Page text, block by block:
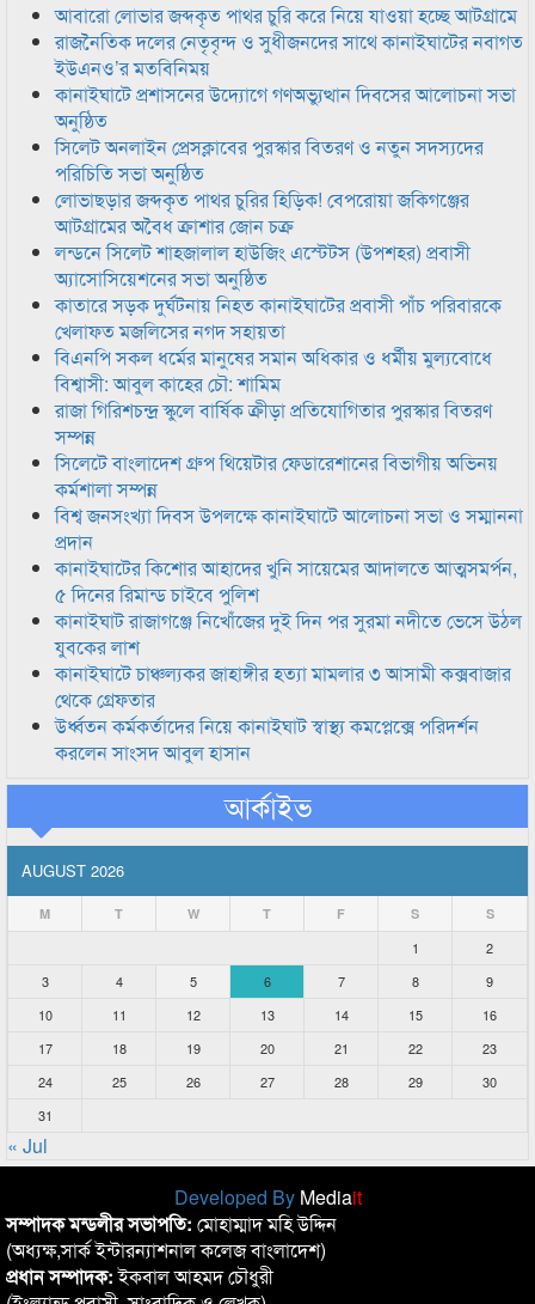
আবারো লোভার জব্দকৃত পাথর চুরি করে নিয়ে যাওয়া হচ্ছে আটগ্রামে
রাজনৈতিক দলের নেতৃবৃন্দ ও সুধীজনদের সাথে কানাইঘাটের নবাগত
ইউএনও’র মতবিনিময়
কানাইঘাটে প্রশাসনের উদ্যোগে গণঅভ্যুত্থান দিবসের আলোচনা সভা
অনুষ্ঠিত
সিলেট অনলাইন প্রেসক্লাবের পুরস্কার বিতরণ ও নতুন সদস্যদের
পরিচিতি সভা অনুষ্ঠিত
লোভাছড়ার জব্দকৃত পাথর চুরির হিড়িক! বেপরোয়া জকিগঞ্জের
আটগ্রামের অবৈধ ক্রাশার জোন চক্র
লন্ডনে সিলেট শাহজালাল হাউজিং এস্টেটস (উপশহর) প্রবাসী
অ্যাসোসিয়েশনের সভা অনুষ্ঠিত
কাতারে সড়ক দুর্ঘটনায় নিহত কানাইঘাটের প্রবাসী পাঁচ পরিবারকে
খেলাফত মজলিসের নগদ সহায়তা
বিএনপি সকল ধর্মের মানুষের সমান অধিকার ও ধর্মীয় মুল্যবোধে
বিশ্বাসী: আবুল কাহের চৌ: শামিম
রাজা গিরিশচন্দ্র স্কুলে বার্ষিক ক্রীড়া প্রতিযোগিতার পুরস্কার বিতরণ
সম্পন্ন
সিলেটে বাংলাদেশ গ্রুপ থিয়েটার ফেডারেশানের বিভাগীয় অভিনয়
কর্মশালা সম্পন্ন
বিশ্ব জনসংখ্যা দিবস উপলক্ষে কানাইঘাটে আলোচনা সভা ও সম্মাননা
প্রদান
কানাইঘাটের কিশোর আহাদের খুনি সায়েমের আদালতে আত্মসমর্পন,
৫ দিনের রিমান্ড চাইবে পুলিশ
কানাইঘাট রাজাগঞ্জে নিখোঁজের দুই দিন পর সুরমা নদীতে ভেসে উঠল
যুবকের লাশ
কানাইঘাটে চাঞ্চল্যকর জাহাঙ্গীর হত্যা মামলার ৩ আসামী কক্সবাজার
থেকে গ্রেফতার
উর্ধ্বতন কর্মকর্তাদের নিয়ে কানাইঘাট স্বাস্থ্য কমপ্লেক্সে পরিদর্শন
করলেন সাংসদ আবুল হাসান
আর্কাইভ
AUGUST 2026
M T W T F S S
1
2
3
4 5 6 7 8
9
10
11 12 13 14 15
16
17
18 19 20 21 22
23
24
25 26 27 28 29
30
31
« Jul
Developed By Mediait
সম্পাদক মন্ডলীর সভাপতি: মোহাম্মাদ মহি উদ্দিন
(অধ্যক্ষ,সার্ক ইন্টারন্যাশনাল কলেজ বাংলাদেশ)
প্রধান সম্পাদক:ইকবাল আহমদ চৌধুরী